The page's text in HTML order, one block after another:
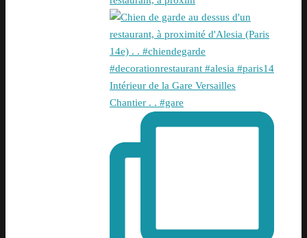
Intérieur de la Gare Versailles
Chantier . . #gare